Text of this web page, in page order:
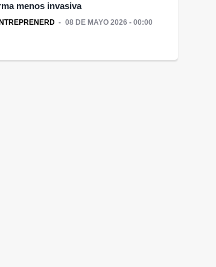
menos invasiva
08 DE MAYO 2026 - 00:00